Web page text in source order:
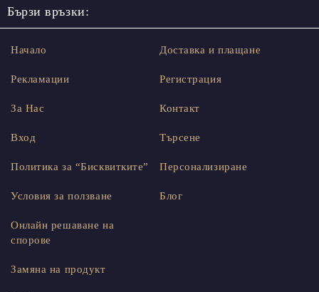
Бързи връзки:
Начало
Рекламации
За Нас
Вход
Доставка и плащане
Регистрация
Контакт
Търсене
Политика за “Бисквитките”
Условия за ползване
Онлайн решаване на
спорове
Замяна на продукт
Персонализиране
Блог